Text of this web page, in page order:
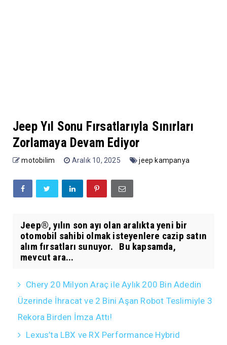
Jeep Yıl Sonu Fırsatlarıyla Sınırları
Zorlamaya Devam Ediyor
motobilim Aralık 10, 2025 jeep kampanya
Jeep®, yılın son ayı olan aralıkta yeni bir
otomobil sahibi olmak isteyenlere cazip satın
alım fırsatları sunuyor. Bu kapsamda,
mevcut ara...
Chery 20 Milyon Araç ile Aylık 200 Bin Adedin
Üzerinde İhracat ve 2 Bini Aşan Robot Teslimiyle 3
Rekora Birden İmza Attı!
Lexus’ta LBX ve RX Performance Hybrid